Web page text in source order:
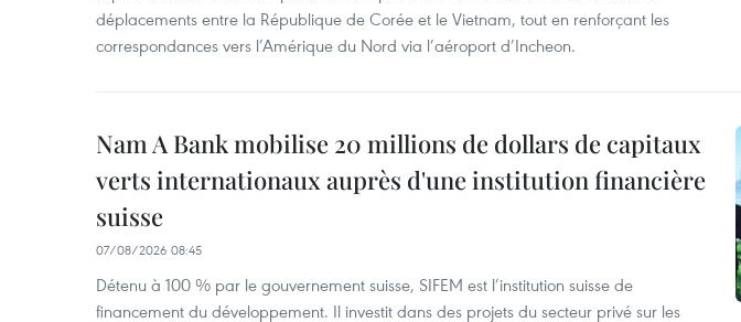
déplacements entre la République de Corée et le Vietnam, tout en renforçant les
correspondances vers l’Amérique du Nord via l’aéroport d’Incheon.
Nam A Bank mobilise 20 millions de dollars de capitaux
verts internationaux auprès d'une institution financière
suisse
07/08/2026 08:45
Détenu à 100 % par le gouvernement suisse, SIFEM est l’institution suisse de
financement du développement. Il investit dans des projets du secteur privé sur les